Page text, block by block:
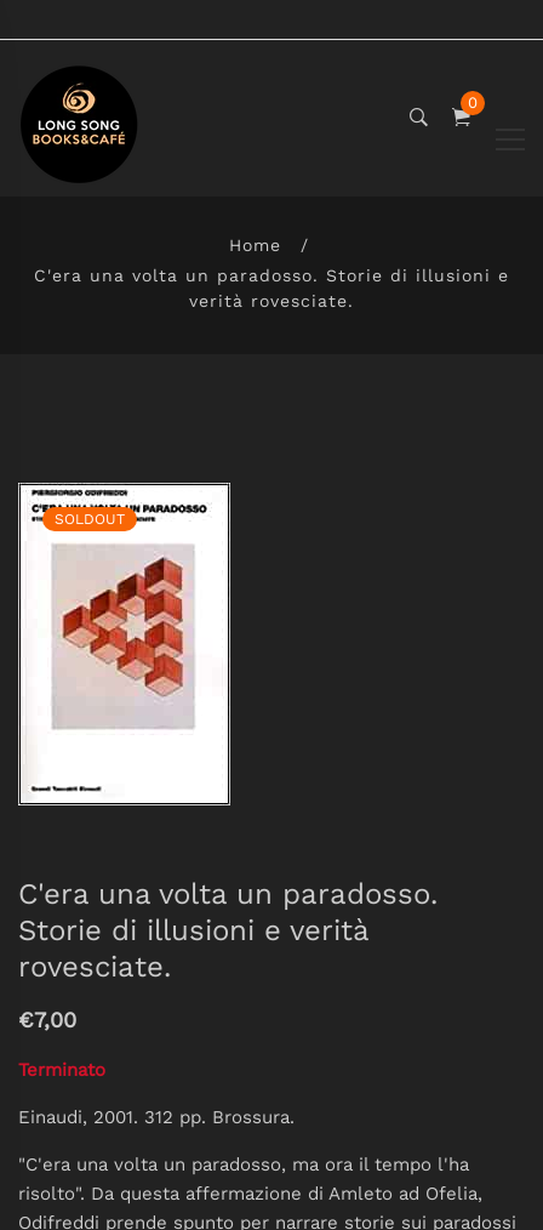
0
Home
C'era una volta un paradosso. Storie di illusioni e
verità rovesciate.
SOLDOUT
C'era una volta un paradosso.
Storie di illusioni e verità
rovesciate.
€7,00
Terminato
Einaudi, 2001. 312 pp. Brossura.
"C'era una volta un paradosso, ma ora il tempo l'ha
risolto". Da questa affermazione di Amleto ad Ofelia,
Odifreddi prende spunto per narrare storie sui paradossi